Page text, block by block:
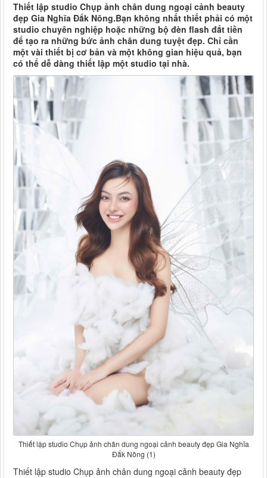
Thiết lập studio Chụp ảnh chân dung ngoại cảnh beauty
đẹp Gia Nghĩa Đắk Nông.Bạn không nhất thiết phải có một
studio chuyên nghiệp hoặc những bộ đèn flash đắt tiền
để tạo ra những bức ảnh chân dung tuyệt đẹp. Chỉ cần
một vài thiết bị cơ bản và một không gian hiệu quả, bạn
có thể dễ dàng thiết lập một studio tại nhà.
Thiết lập studio Chụp ảnh chân dung ngoại cảnh beauty đẹp Gia Nghĩa
Đắk Nông (1)
Thiết lập studio Chụp ảnh chân dung ngoại cảnh beauty đẹp